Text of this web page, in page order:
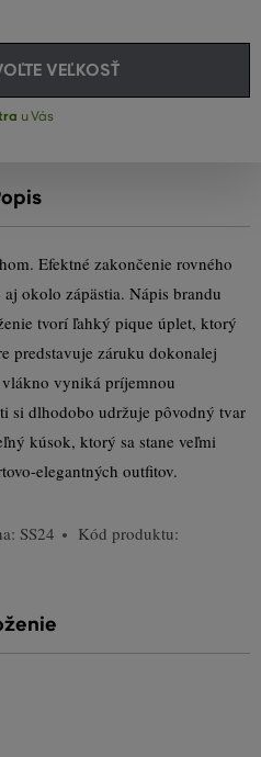
VEĽKOSŤ
u Vás
Efektné zakončenie rovného
okolo zápästia. Nápis brandu
tvorí ľahký pique úplet, ktorý
predstavuje záruku dokonalej
vyniká príjemnou
si dlhodobo udržuje pôvodný tvar
kúsok, ktorý sa stane veľmi
elegantných outfitov.
SS24
Kód produktu: